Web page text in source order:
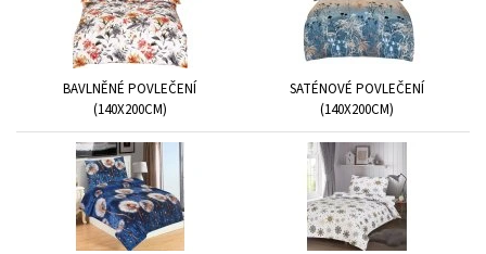
BAVLNĚNÉ POVLEČENÍ
(140X200CM)
SATÉNOVÉ POVLEČENÍ
(140X200CM)